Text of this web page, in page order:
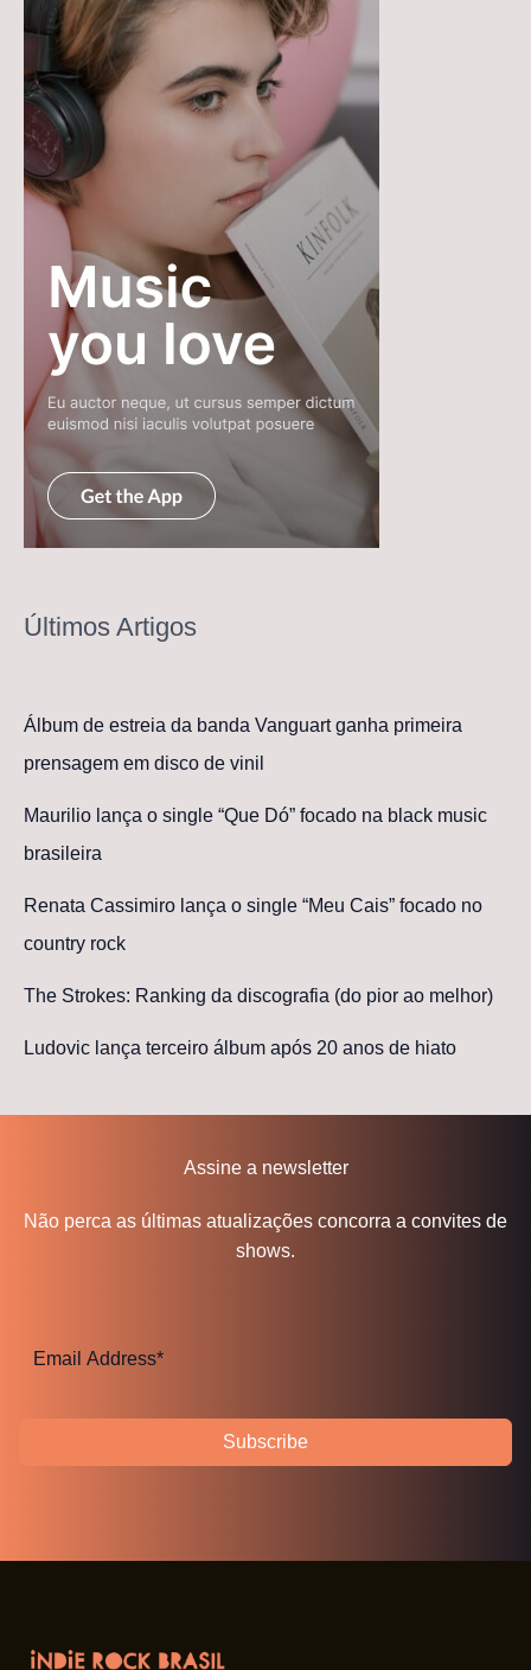
Últimos Artigos
Álbum de estreia da banda Vanguart ganha primeira
prensagem em disco de vinil
Maurilio lança o single “Que Dó” focado na black music
brasileira
Renata Cassimiro lança o single “Meu Cais” focado no
country rock
The Strokes: Ranking da discografia (do pior ao melhor)
Ludovic lança terceiro álbum após 20 anos de hiato
Assine a newsletter
Não perca as últimas atualizações concorra a convites de
shows.
Subscribe